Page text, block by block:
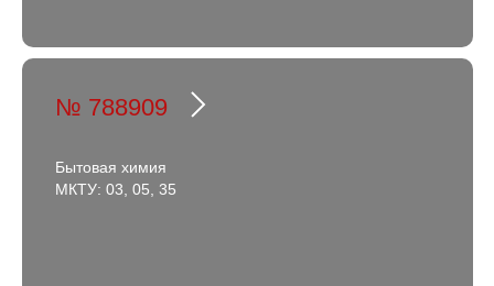
№ 788909
Бытовая химия
МКТУ: 03, 05, 35